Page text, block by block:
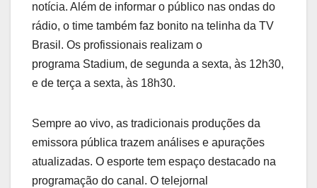
notícia. Além de informar o público nas ondas do
rádio, o time também faz bonito na telinha da TV
Brasil. Os profissionais realizam o
programa Stadium, de segunda a sexta, às 12h30,
e de terça a sexta, às 18h30.
Sempre ao vivo, as tradicionais produções da
emissora pública trazem análises e apurações
atualizadas. O esporte tem espaço destacado na
programação do canal. O telejornal